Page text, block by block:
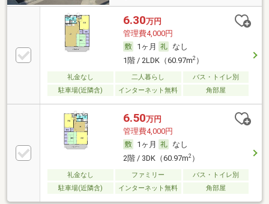
6.30万円
管理費4,000円
1ヶ月
なし
1階 / 2LDK（60.97m2）
礼金なし 二人暮らし
バス・トイレ別
駐車場(近隣含)
インターネット無料 角部屋
6.50万円
管理費4,000円
1ヶ月
なし
2階 / 3DK（60.97m2）
礼金なし ファミリー
バス・トイレ別
駐車場(近隣含)
インターネット無料 角部屋